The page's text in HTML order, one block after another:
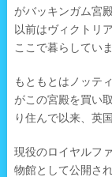
がバッキンガム宮
以前はヴィクトリ
ここで暮らしていま
もともとはノッテ
がこの宮殿を買い
り住んで以来、英
現役のロイヤルフ
物館として公開さ